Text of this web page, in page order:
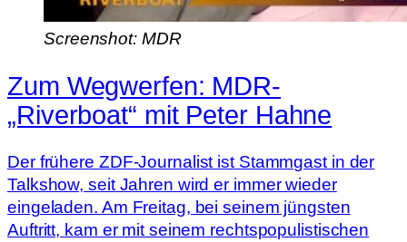
Screenshot: MDR
Zum Wegwerfen: MDR-
„Riverboat“ mit Peter Hahne
Der frühere ZDF-Journalist ist Stammgast in der
Talkshow, seit Jahren wird er immer wieder
eingeladen. Am Freitag, bei seinem jüngsten
Auftritt, kam er mit seinem rechtspopulistischen